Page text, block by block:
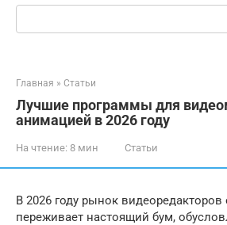
Поиск:
Главная » Статьи
Лучшие программы для
анимацией в 2026 году
На чтение: 8 мин Статьи
В 2026 году рынок
переживает настоящий бум,